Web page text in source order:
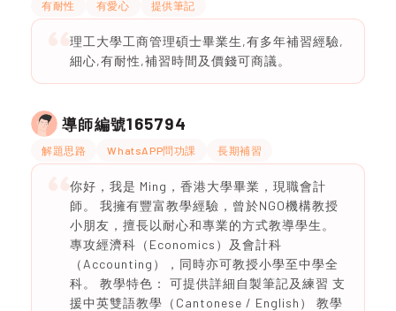
有耐性 有愛心 提供筆記
理工大學工商管理碩士畢業生,有多年補習經驗,
細心,有耐性,補習時間及價錢可商議。
導師編號165794
解題思路 WhatsAPP問功課 長期補習
你好，我是 Ming，香港大學畢業，現職會計
師。 我擁有豐富教學經驗，曾於NGO機構教授
小朋友，擅長以耐心和專業的方式教導學生。
專攻經濟科（Economics）及會計科
（Accounting），同時亦可教授小學至中學全
科。 教學特色： 可提供詳細自製筆記及練習 支
援中英雙語教學（Cantonese / English） 教學